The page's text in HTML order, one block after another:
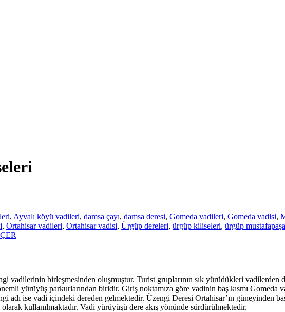
, Ayvalı köyü vadileri, damsa çayı, damsa deresi, Gomeda vadileri, Gomeda vadisi,
, Ortahisar vadileri, Ortahisar vadisi, Ürgüp dereleri, ürgüp kiliseleri, ürgüp mustafapaşa
vadilerinin birleşmesinden oluşmuştur. Turist gruplarının sık yürüdükleri
yürüyüş parkurlarından biridir. Giriş noktamıza göre vadinin baş kısmı Gomeda
adı ise vadi içindeki dereden gelmektedir. Üzengi Deresi Ortahisar’ın güneyinden
kullanılmaktadır. Vadi yürüyüşü dere akış yönünde sürdürülmektedir.